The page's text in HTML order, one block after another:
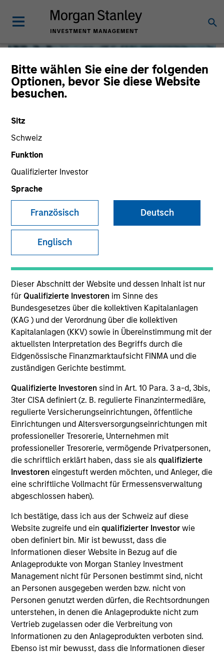
Bitte wählen Sie eine der folgenden
Optionen, bevor Sie diese Website
besuchen.
Sitz
Schweiz
Funktion
Qualifizierter Investor
Sprache
Französisch Deutsch
Englisch
Dieser Abschnitt der Website und dessen Inhalt ist nur
für Qualifizierte Investoren im Sinne des
Bundesgesetzes über die kollektiven Kapitalanlagen
(KAG ) und der Verordnung über die kollektiven
Kapitalanlagen (KKV) sowie in Übereinstimmung mit der
aktuellsten Interpretation des Begriffs durch die
Eidgenössische Finanzmarktaufsicht FINMA und die
zuständigen Gerichte bestimmt.
Qualifizierte Investoren sind in Art. 10 Para. 3 a-d, 3bis,
3ter CISA definiert (z. B. regulierte Finanzintermediäre,
regulierte Versicherungseinrichtungen, öffentliche
Einrichtungen und Altersversorgungseinrichtungen mit
professioneller Tresorerie, Unternehmen mit
professioneller Tresorerie, vermögende Privatpersonen,
die schriftlich erklärt haben, dass sie alsqualifizierte
Investoren eingestuft werden möchten, und Anleger, die
eine schriftliche Vollmacht für Ermessensverwaltung
abgeschlossen haben).
Ich bestätige, dass ich aus der Schweiz auf diese
Website zugreife und ein qualifizierter Investor wie
oben definiert bin. Mir ist bewusst, dass die
Informationen dieser Website in Bezug auf die
Anlageprodukte von Morgan Stanley Investment
Management nicht für Personen bestimmt sind, nicht
an Personen ausgegeben werden bzw. nicht von
Personen genutzt werden dürfen, die Rechtsordnungen
unterstehen, in denen die Anlageprodukte nicht zum
Vertrieb zugelassen oder die Verbreitung von
Informationen zu den Anlageprodukten verboten sind.
Ebenso ist mir bewusst, dass die Informationen dieser
Global Liquidity
We offer investments across the world’s liquidity markets
to meet a range of investors’ needs for income, liquidity
and capital preservation.
MARKETING COMMUNICATION
Explore More
Überblick
Produkte
CashInvest by Morgan Stanley
Explore More
Kontakt
Overview
Expertise
We help treasury professionals and other
clients navigate the ever-evolving cash
management landscape through a
combination of expertise, resources and
strategies.